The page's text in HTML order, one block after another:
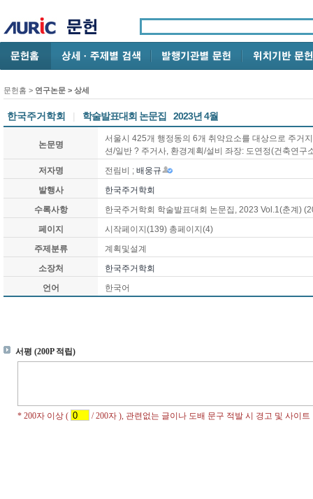
문헌홈 > 연구논문 > 상세
한국주거학회 | 학술발표대회 논문집 2023년 4월
논문명
서울시 425개 행정동의 6개 취약요소를 대상으로 주거
션/일반 ? 주거사, 환경계획/설비 좌장: 도연정(건축연구
저자명
전림비 ; 배웅규
발행사
한국주거학회
수록사항
한국주거학회 학술발표대회 논문집, 2023 Vol.1(춘계)
페이지
시작페이지(139) 총페이지(4)
주제분류
계획및설계
소장처
한국주거학회
언어
한국어